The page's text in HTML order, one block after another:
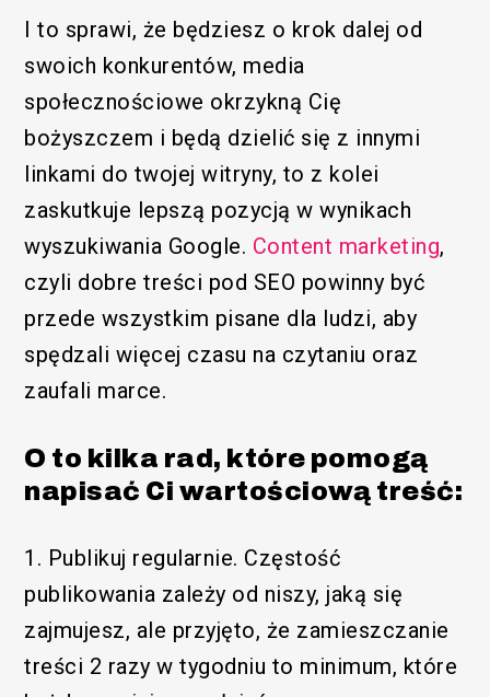
I to sprawi, że będziesz o krok dalej od
swoich konkurentów, media
społecznościowe okrzykną Cię
bożyszczem i będą dzielić się z innymi
linkami do twojej witryny, to z kolei
zaskutkuje lepszą pozycją w wynikach
wyszukiwania Google. Content marketing,
czyli dobre treści pod SEO powinny być
przede wszystkim pisane dla ludzi, aby
spędzali więcej czasu na czytaniu oraz
zaufali marce.
O to kilka rad, które pomogą
napisać Ci wartościową treść:
1. Publikuj regularnie. Częstość
publikowania zależy od niszy, jaką się
zajmujesz, ale przyjęto, że zamieszczanie
treści 2 razy w tygodniu to minimum, które